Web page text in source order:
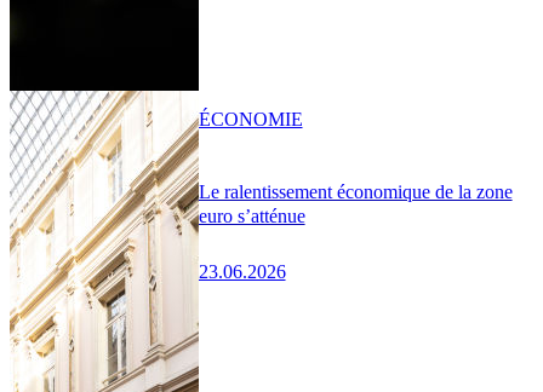
Le ralentissement économique de la zone
euro s’atténue
23.06.2026
ÉCONOMIE